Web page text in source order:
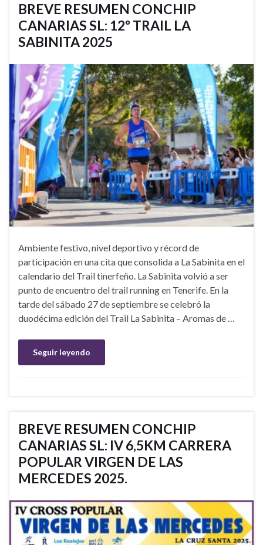
BREVE RESUMEN CONCHIP
CANARIAS SL: 12º TRAIL LA
SABINITA 2025
Ambiente festivo, nivel deportivo y récord de
participación en una cita que consolida a La Sabinita en el
calendario del Trail tinerfeño. La Sabinita volvió a ser
punto de encuentro del trail running en Tenerife. En la
tarde del sábado 27 de septiembre se celebró la
duodécima edición del Trail La Sabinita – Aromas de …
Seguir leyendo
BREVE RESUMEN CONCHIP
CANARIAS SL: IV 6,5KM CARRERA
POPULAR VIRGEN DE LAS
MERCEDES 2025.